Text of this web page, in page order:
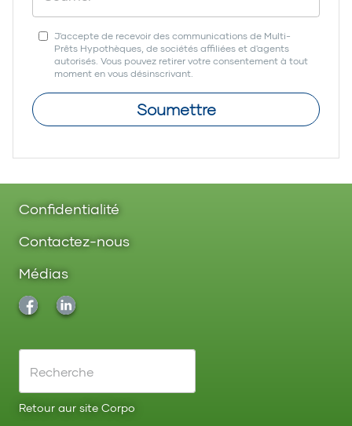
J'accepte de recevoir des communications de Multi-
Prêts Hypothèques, de sociétés affiliées et d'agents
autorisés. Vous pouvez retirer votre consentement à tout
moment en vous désinscrivant.
Soumettre
Confidentialité
Contactez-nous
Médias
Retour aur site Corpo